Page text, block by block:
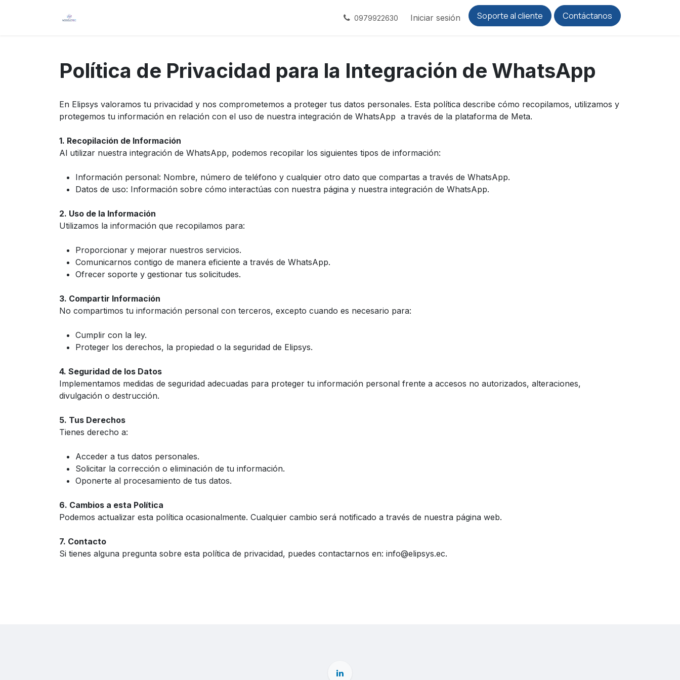
0979922630 Iniciar sesión Soporte al cliente Contáctanos
Política de Privacidad para la Integración de WhatsApp
En Elipsys valoramos tu privacidad y nos comprometemos a proteger tus datos personales. Esta política describe cómo recopilamos, utilizamos y
protegemos tu información en relación con el uso de nuestra integración de WhatsApp a través de la plataforma de Meta.
1. Recopilación de Información
Al utilizar nuestra integración de WhatsApp, podemos recopilar los siguientes tipos de información:
Información personal: Nombre, número de teléfono y cualquier otro dato que compartas a través de WhatsApp.
Datos de uso: Información sobre cómo interactúas con nuestra página y nuestra integración de WhatsApp.
2. Uso de la Información
Utilizamos la información que recopilamos para:
Proporcionar y mejorar nuestros servicios.
Comunicarnos contigo de manera eficiente a través de WhatsApp.
Ofrecer soporte y gestionar tus solicitudes.
3. Compartir Información
No compartimos tu información personal con terceros, excepto cuando es necesario para:
Cumplir con la ley.
Proteger los derechos, la propiedad o la seguridad de Elipsys.
4. Seguridad de los Datos
Implementamos medidas de seguridad adecuadas para proteger tu información personal frente a accesos no autorizados, alteraciones,
divulgación o destrucción.
5. Tus Derechos
Tienes derecho a:
Acceder a tus datos personales.
Solicitar la corrección o eliminación de tu información.
Oponerte al procesamiento de tus datos.
6. Cambios a esta Política
Podemos actualizar esta política ocasionalmente. Cualquier cambio será notificado a través de nuestra página web.
7. Contacto
Si tienes alguna pregunta sobre esta política de privacidad, puedes contactarnos en: info@elipsys.ec.